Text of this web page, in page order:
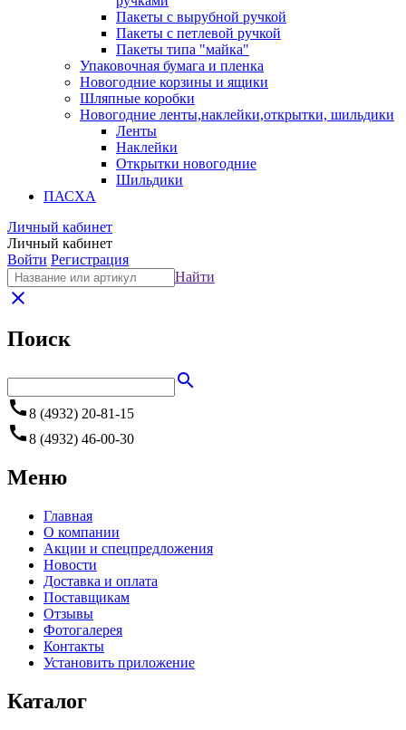
Пакеты с вырубной ручкой
Пакеты с петлевой ручкой
Пакеты типа "майка"
Упаковочная бумага и пленка
Новогодние корзины и ящики
Шляпные коробки
Новогодние ленты,наклейки,открытки, шильдики
Ленты
Наклейки
Открытки новогодние
Шильдики
ПАСХА
Личный кабинет
Личный кабинет
Войти Регистрация
Найти
close
Поиск
search
call8 (4932) 20-81-15
call8 (4932) 46-00-30
Меню
Главная
О компании
Акции и спецпредложения
Новости
Доставка и оплата
Поставщикам
Отзывы
Фотогалерея
Контакты
Установить приложение
Каталог